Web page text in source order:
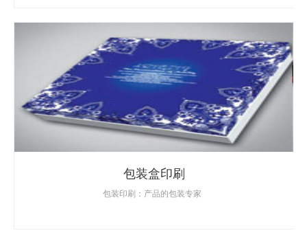
包装盒印刷
包装印刷：产品的包装专家